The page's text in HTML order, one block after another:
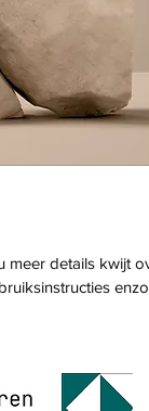
meer details kwijt